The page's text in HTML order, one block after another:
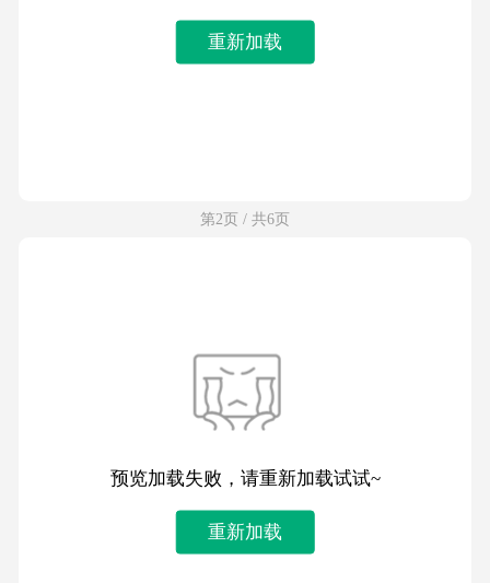
重新加载
第2页 / 共6页
预览加载失败，请重新加载试试~
重新加载